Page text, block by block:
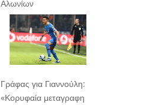
Αλωνίων
Γράφας για Γιαννούλη:
«Κορυφαία μεταγραφη